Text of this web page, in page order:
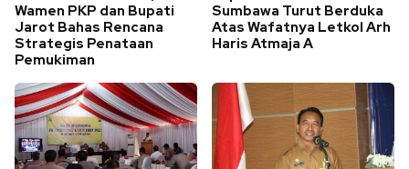
Wamen PKP dan Bupati
Jarot Bahas Rencana
Strategis Penataan
Pemukiman
Sumbawa Turut Berduka
Atas Wafatnya Letkol Arh
Haris Atmaja A